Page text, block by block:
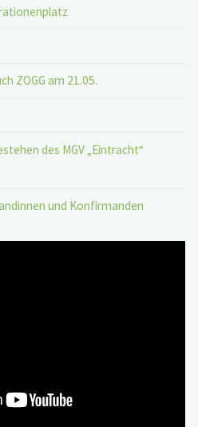
ZOGG am 21.05.
des MGV „Eintracht“
und Konfirmanden